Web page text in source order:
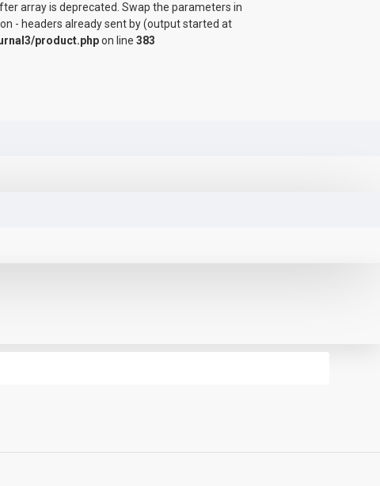
array is deprecated. Swap the parameters in
- headers already sent by (output started at
product.phpon line 383